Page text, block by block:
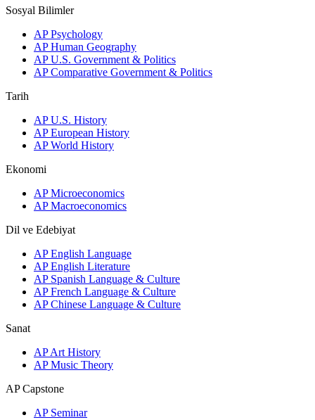
Sosyal Bilimler
AP Psychology
AP Human Geography
AP U.S. Government & Politics
AP Comparative Government & Politics
Tarih
AP U.S. History
AP European History
AP World History
Ekonomi
AP Microeconomics
AP Macroeconomics
Dil ve Edebiyat
AP English Language
AP English Literature
AP Spanish Language & Culture
AP French Language & Culture
AP Chinese Language & Culture
Sanat
AP Art History
AP Music Theory
AP Capstone
AP Seminar